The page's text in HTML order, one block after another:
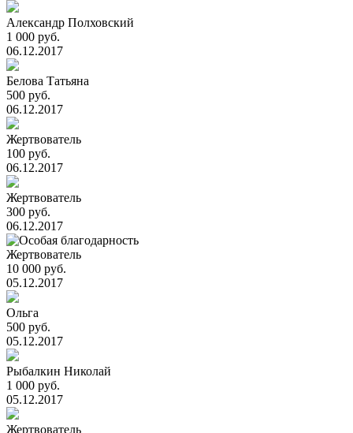
Александр Полховский
1 000 руб.
06.12.2017
Белова Татьяна
500 руб.
06.12.2017
Жертвователь
100 руб.
06.12.2017
Жертвователь
300 руб.
06.12.2017
Жертвователь
10 000 руб.
05.12.2017
Ольга
500 руб.
05.12.2017
Рыбалкин Николай
1 000 руб.
05.12.2017
Жертвователь